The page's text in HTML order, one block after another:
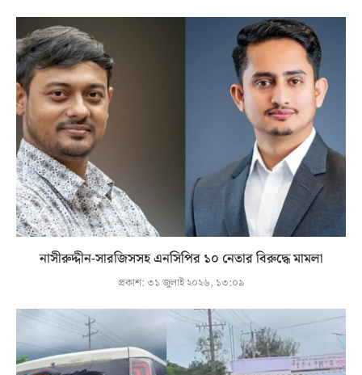
নাসীরুদ্দীন-সারজিসসহ এনসিপির ১০ নেতার বিরুদ্ধে মামলা
প্রকাশ:৩১ জুলাই ২০২৬, ১৩:০৯